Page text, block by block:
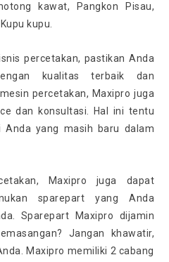
kawat, Pangkon Pisau,
kupu.
percetakan, pastikan Anda
kualitas terbaik dan
percetakan, Maxipro juga
dan konsultasi. Hal ini tentu
yang masih baru dalam
Maxipro juga dapat
sparepart yang Anda
Sparepart Maxipro dijamin
Jangan khawatir,
Maxipro memiliki 2 cabang